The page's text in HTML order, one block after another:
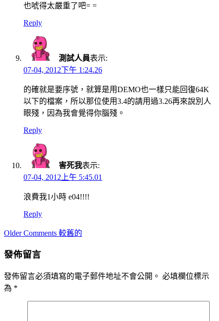
也唬得太嚴重了吧= =
Reply
測試人員表示:
07-04, 2012下午 1:24.26
的確就是要序號，就算是用DEMO也一樣只能回復64K
以下的檔案，所以那位使用3.4的請用過3.26再來說別人
眼殘，因為我會覺得你腦殘。
Reply
害死我表示:
07-04, 2012上午 5:45.01
浪費我1小時 e04!!!!
Reply
Comment
Older Comments 較舊的
發佈留言
發佈留言必須填寫的電子郵件地址不會公開。 必填欄位標示
為 *